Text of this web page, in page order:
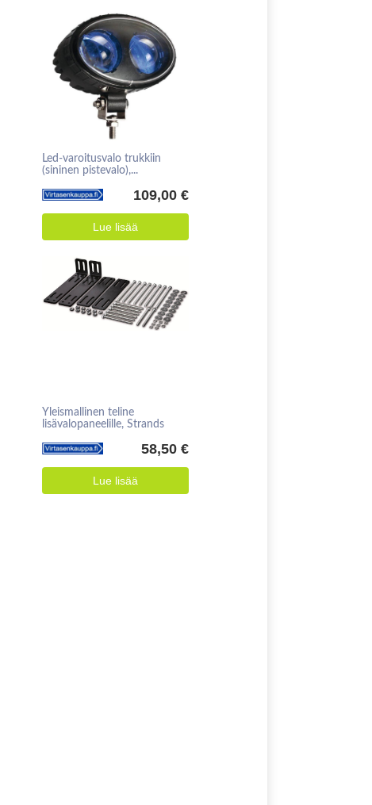
Led-varoitusvalo trukkiin
(sininen pistevalo),...
109,00 €
Lue lisää
Yleismallinen teline
lisävalopaneelille, Strands
58,50 €
Lue lisää